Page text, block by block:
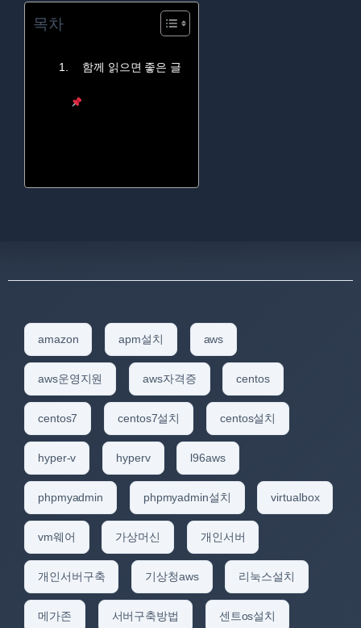
목차
함께 읽으면 좋은 글
amazon apm설치 aws
aws운영지원 aws자격증 centos
centos7 centos7설치 centos설치
hyper-v hyperv l96aws
phpmyadmin phpmyadmin설치 virtualbox
vm웨어 가상머신 개인서버
개인서버구축 기상청aws 리눅스설치
메가존 서버구축방법 센트os설치